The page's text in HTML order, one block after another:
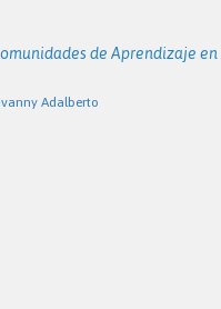
de Aprendizaje
Adalberto